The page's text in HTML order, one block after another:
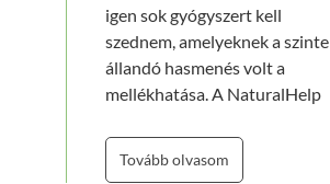
igen sok gyógyszert kell
szednem, amelyeknek a szinte
állandó hasmenés volt a
mellékhatása. A NaturalHelp
megszünt,
s ez igen nagy és
kedvező változás. Ezért
Tovább olvasom